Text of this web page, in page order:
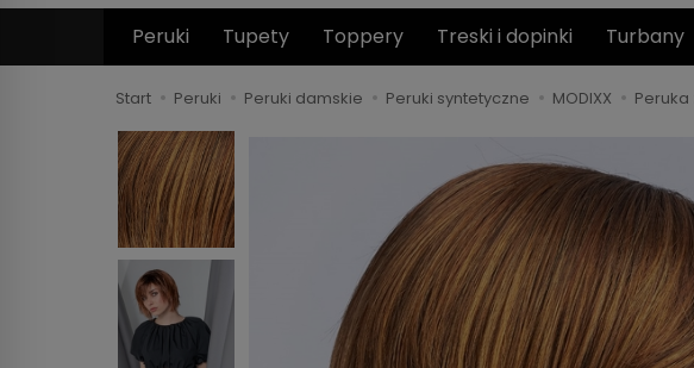
Peruki Tupety Toppery Treski i dopinki Turbany
Start Peruki Peruki damskie Peruki syntetyczne MODIXX Peruka